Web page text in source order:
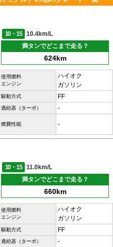
10・15
10.4km/L
満タンでどこまで走る？
624km
使用燃料
エンジン
ハイオク
ガソリン
駆動方式 FF
過給器（ターボ） -
燃費性能 -
10・15
11.0km/L
満タンでどこまで走る？
660km
使用燃料
エンジン
ハイオク
ガソリン
駆動方式 FF
過給器（ターボ） -